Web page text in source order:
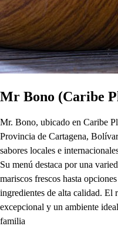
Mr Bono (Caribe
Mr. Bono, ubicado en Caribe
Provincia de Cartagena,
sabores locales e
Su menú destaca por una
mariscos frescos hasta
ingredientes de alta calidad. El
excepcional y un ambiente
familia